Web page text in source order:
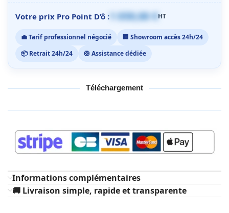
Votre prix Pro Point D’ô : 1 059,00 €HT
💼 Tarif professionnel négocié
🏢 Showroom accès 24h/24
📦 Retrait 24h/24
🛟 Assistance dédiée
Téléchargement
Informations complémentaires
🚚 Livraison simple, rapide et transparente